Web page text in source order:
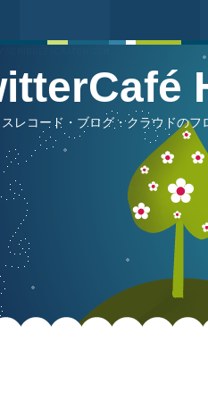
レコード・ブログ・クラウドのフ